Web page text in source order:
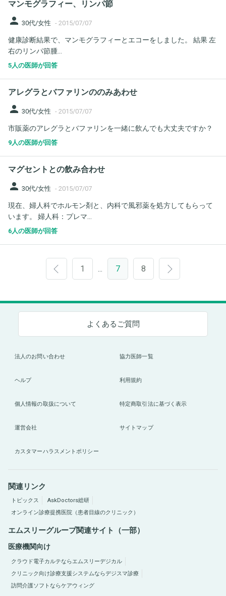
マンモグラフィー、リンパ節
person 30代/女性 - 2015/07/07
健康診断結果で、マンモグラフィーとエコーをしました。 結果 左
右のリンパ節腫...
5人の医師が回答
アレグラとバファリンののみあわせ
person 30代/女性 - 2015/07/07
市販薬のアレグラとバファリンを一緒に飲んでも大丈夫ですか？
9人の医師が回答
マグセントとの飲み合わせ
person 30代/女性 - 2015/07/07
現在、婦人科でホルモン剤と、内科で風邪薬を処方してもらって
います。 婦人科：プレマ...
6人の医師が回答
1 7 8
よくあるご質問
法人のお問い合わせ 協力医師一覧
ヘルプ 利用規約
個人情報の取扱について 特定商取引法に基づく表示
運営会社 サイトマップ
カスタマーハラスメントポリシー
関連リンク
トピックス
AskDoctors総研
オンライン診療提携医院（患者目線のクリニック）
エムスリーグループ関連サイト（一部）
医療機関向け
クラウド電子カルテならエムスリーデジカル
クリニック向け診療支援システムならデジスマ診療
訪問介護ソフトならケアウィング